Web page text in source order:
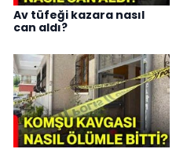
Av tüfeği kazara nasıl
can aldı?